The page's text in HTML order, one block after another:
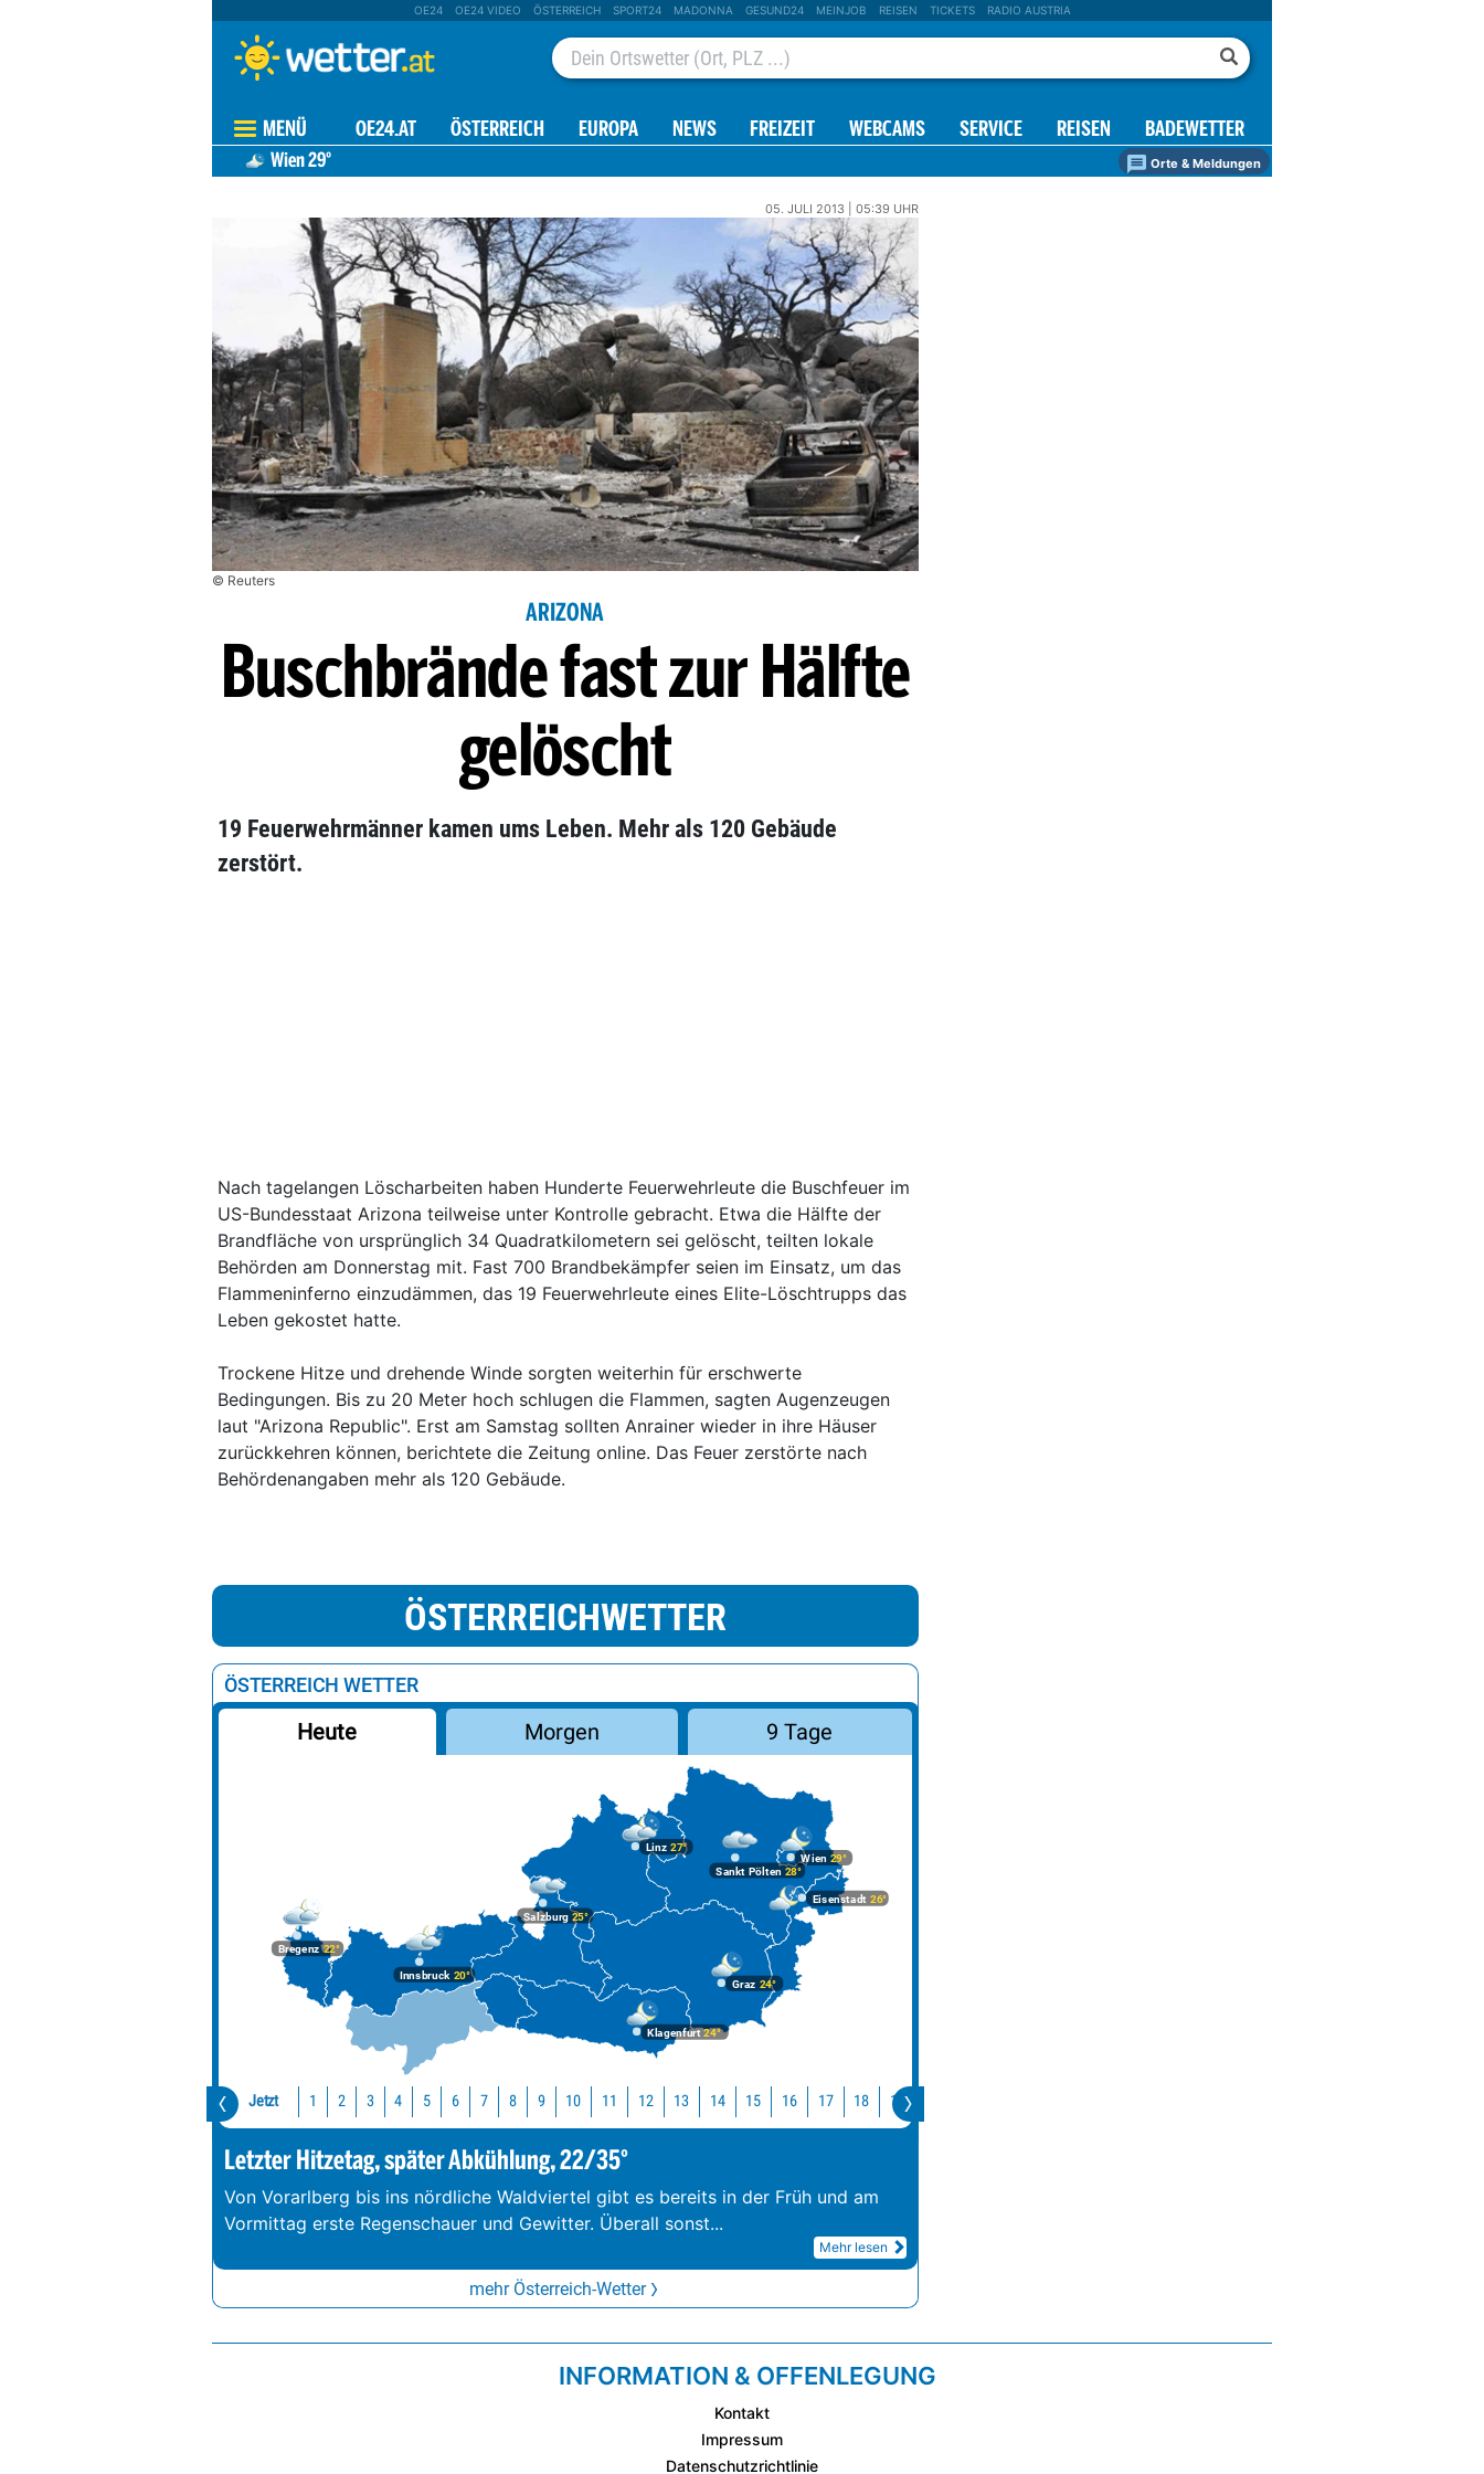
OE24 OE24 VIDEO ÖSTERREICH SPORT24 MADONNA GESUND24 MEINJOB REISEN TICKETS RADIO AUSTRIA
MENÜ OE24.AT ÖSTERREICH EUROPA NEWS FREIZEIT WEBCAMS SERVICE REISEN BADEWETTER
Wien29° Orte & Meldungen
05. JULI 2013 | 05:39 UHR
© Reuters
ARIZONA
Buschbrände fast zur Hälfte
gelöscht
19 Feuerwehrmänner kamen ums Leben. Mehr als 120 Gebäude
zerstört.
Nach tagelangen Löscharbeiten haben Hunderte Feuerwehrleute die Buschfeuer im
US-Bundesstaat Arizona teilweise unter Kontrolle gebracht. Etwa die Hälfte der
Brandfläche von ursprünglich 34 Quadratkilometern sei gelöscht, teilten lokale
Behörden am Donnerstag mit. Fast 700 Brandbekämpfer seien im Einsatz, um das
Flammeninferno einzudämmen, das 19 Feuerwehrleute eines Elite-Löschtrupps das
Leben gekostet hatte.
Trockene Hitze und drehende Winde sorgten weiterhin für erschwerte
Bedingungen. Bis zu 20 Meter hoch schlugen die Flammen, sagten Augenzeugen
laut "Arizona Republic". Erst am Samstag sollten Anrainer wieder in ihre Häuser
zurückkehren können, berichtete die Zeitung online. Das Feuer zerstörte nach
Behördenangaben mehr als 120 Gebäude.
ÖSTERREICHWETTER
ÖSTERREICH WETTER
Heute Morgen 9 Tage
Bregenz22°
Graz 24°
Innsbruck20°
Klagenfurt24°
Linz 27°
Salzburg25°
Wien 29°
Eisenstadt 26°
Sankt Pölten 28°
Jetzt 1 2 3 4 5 6 7 8 9 10 11 12 13 14 15 16 17 18 19
Letzter Hitzetag, später Abkühlung, 22/35°
Von Vorarlberg bis ins nördliche Waldviertel gibt es bereits in der Früh und am
Vormittag erste Regenschauer und Gewitter. Überall sonst...
Mehr lesen
mehr Österreich-Wetter
INFORMATION & OFFENLEGUNG
Kontakt
Impressum
Datenschutzrichtlinie